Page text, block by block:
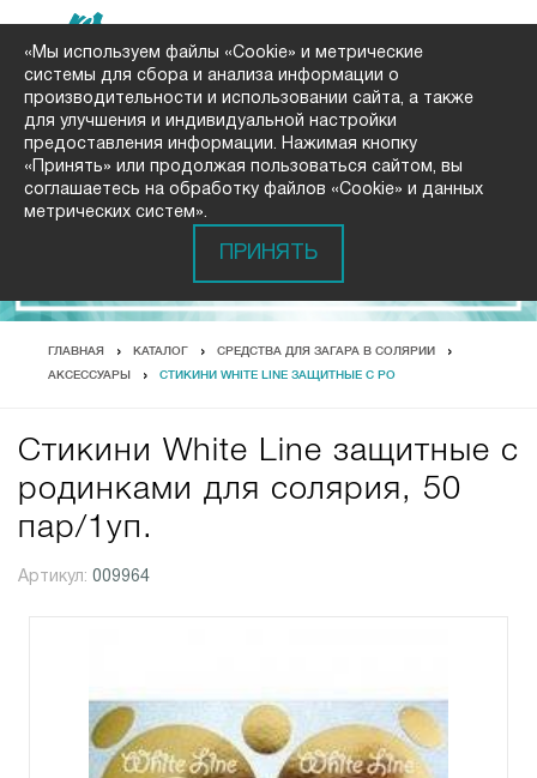
ГЛАВНАЯ КАТАЛОГ СРЕДСТВА ДЛЯ ЗАГАРА В СОЛЯРИИ
АКСЕССУАРЫ СТИКИНИ WHITE LINE ЗАЩИТНЫЕ С РО
Стикини White Line защитные с
родинками для солярия, 50
пар/1уп.
Артикул: 009964
«Мы используем файлы «Cookie» и метрические
системы для сбора и анализа информации о
производительности и использовании сайта, а также
для улучшения и индивидуальной настройки
предоставления информации. Нажимая кнопку
«Принять» или продолжая пользоваться сайтом, вы
соглашаетесь на обработку файлов «Cookie» и данных
метрических систем».
ПРИНЯТЬ